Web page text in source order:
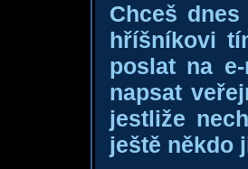
Chceš
hříšníkovi
poslat na
napsat
jestliže
ještě někdo